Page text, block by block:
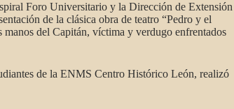
Foro Universitario y la Dirección de Extensión
de la clásica obra de teatro “Pedro y el
del Capitán, víctima y verdugo enfrentados
de la ENMS Centro Histórico León, realizó